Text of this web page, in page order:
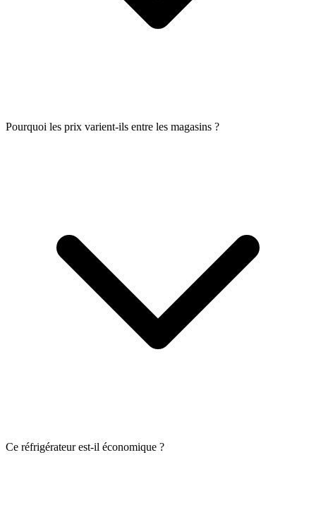
Pourquoi les prix varient-ils entre les magasins ?
Ce réfrigérateur est-il économique ?